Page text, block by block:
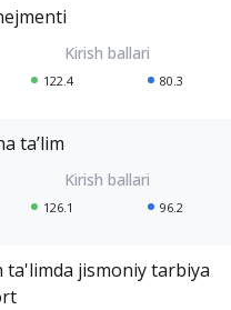
122.4 80.3
ta’lim
126.1 96.2
ta'limda jismoniy tarbiya